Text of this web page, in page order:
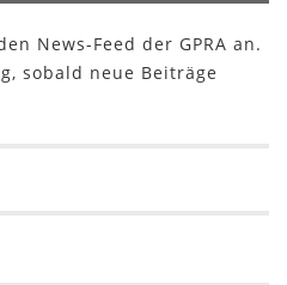
News-Feed der GPRA an.
sobald neue Beiträge